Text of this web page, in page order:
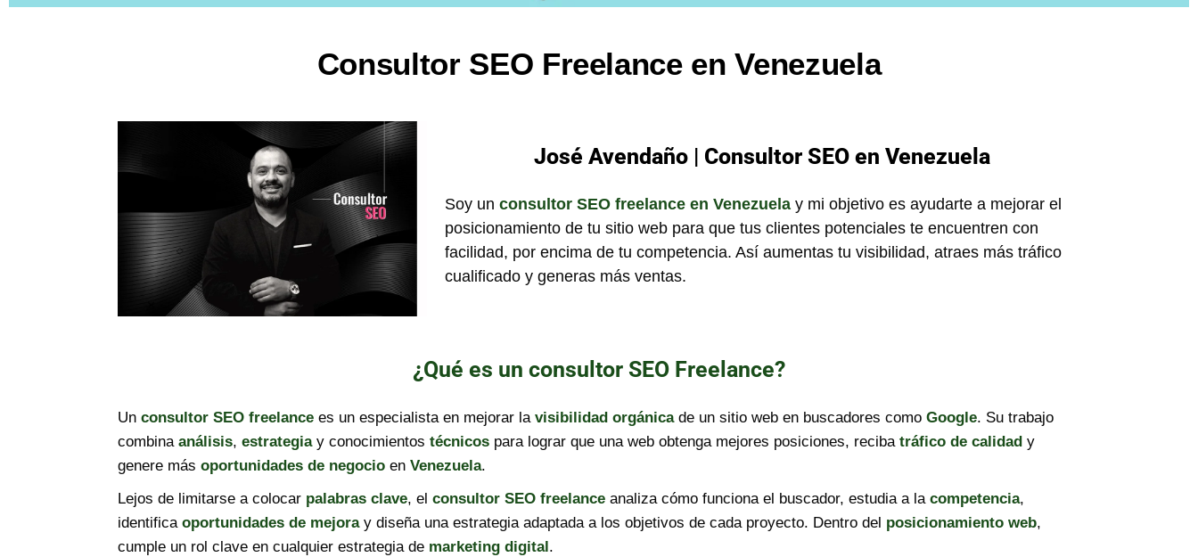
Consultor SEO Freelance en Venezuela
José Avendaño | Consultor SEO en Venezuela
Soy un consultor SEO freelance en Venezuelay mi objetivo es ayudarte a mejorar el
posicionamiento de tu sitio web para que tus clientes potenciales te encuentren con
facilidad, por encima de tu competencia. Así aumentas tu visibilidad, atraes más tráfico
cualificado y generas más ventas.
¿Qué es un consultor SEO Freelance?
Un consultor SEO freelance es un especialista en mejorar la visibilidad orgánicade un sitio web en buscadores como Google. Su trabajo
combina análisis, estrategiay conocimientos técnicos para lograr que una web obtenga mejores posiciones, reciba tráfico de calidad y
genere más oportunidades de negocio en Venezuela.
Lejos de limitarse a colocar palabras clave, el consultor SEO freelance analiza cómo funciona el buscador, estudia a la competencia,
identifica oportunidades de mejoray diseña una estrategia adaptada a los objetivos de cada proyecto. Dentro del posicionamiento web,
cumple un rol clave en cualquier estrategia de marketing digital .